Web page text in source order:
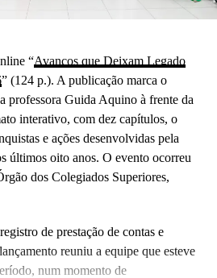
“Avanços que Deixam Legado
” (124 p.). A publicação marca o
professora Guida Aquino à frente da
interativo, com dez capítulos, o
e ações desenvolvidas pela
últimos oito anos. O evento ocorreu
dos Colegiados Superiores,
de prestação de contas e
reuniu a equipe que esteve
num momento de